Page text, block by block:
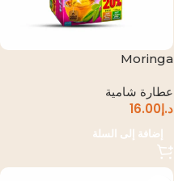
Moringa
عطارة شامية
د.إ16.00
إضافة إلى السلة